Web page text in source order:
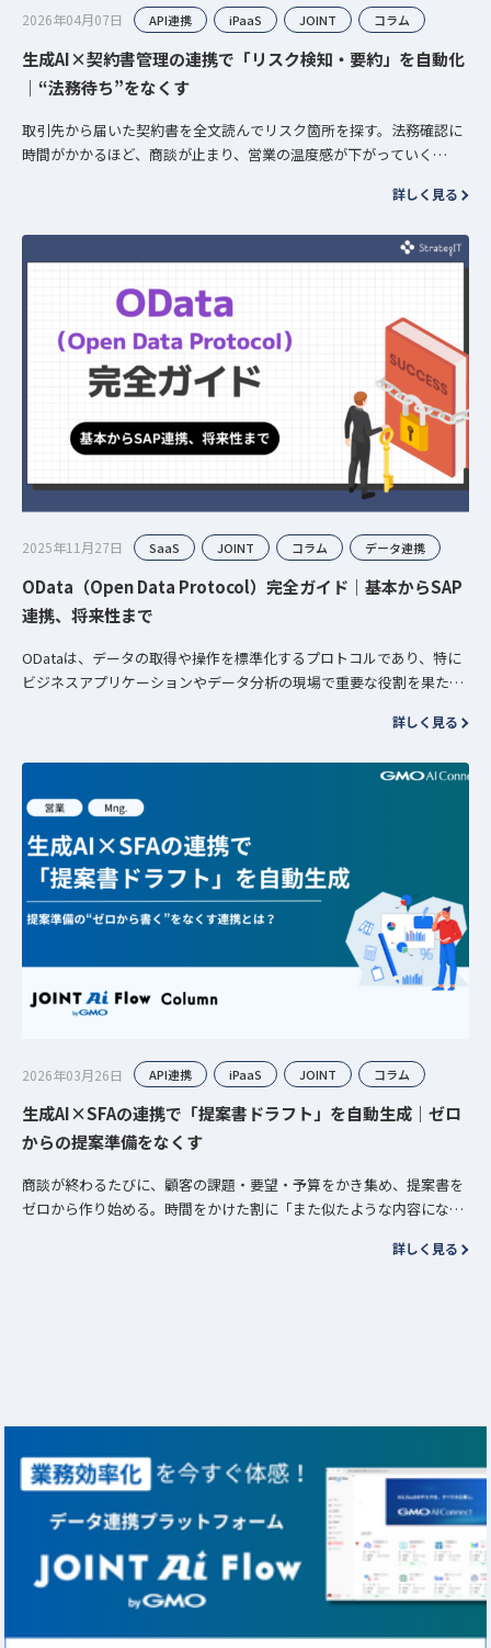
2026年04月07日 API連携 iPaaS JOINT コラム
生成AI×契約書管理の連携で「リスク検知・要約」を自動化
｜“法務待ち”をなくす
取引先から届いた契約書を全文読んでリスク箇所を探す。法務確認に
時間がかかるほど、商談が止まり、営業の温度感が下がっていく——
詳しく見る
2025年11月27日 SaaS JOINT コラム データ連携
OData（Open Data Protocol）完全ガイド｜基本からSAP
連携、将来性まで
ODataは、データの取得や操作を標準化するプロトコルであり、特に
ビジネスアプリケーションやデータ分析の現場で重要な役割を果たし
詳しく見る
2026年03月26日 API連携 iPaaS JOINT コラム
生成AI×SFAの連携で「提案書ドラフト」を自動生成｜ゼロ
からの提案準備をなくす
商談が終わるたびに、顧客の課題・要望・予算をかき集め、提案書を
ゼロから作り始める。時間をかけた割に「また似たような内容になっ
詳しく見る